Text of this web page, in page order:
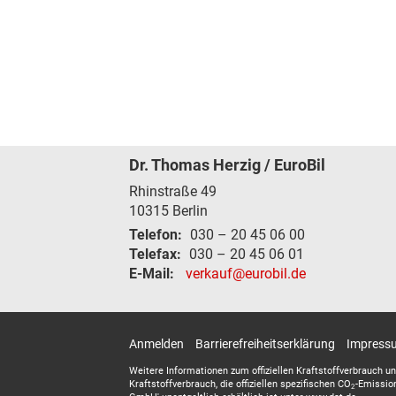
Dr. Thomas Herzig / EuroBil
Rhinstraße 49
10315 Berlin
Telefon: 030 – 20 45 06 00
Telefax: 030 – 20 45 06 01
E-Mail:
verkauf@eurobil.de
Anmelden Barrierefreiheitserklärung
Weitere Informationen zum offiziellen Kraftstoffverbrauch
Kraftstoffverbrauch, die offiziellen spezifischen CO2-